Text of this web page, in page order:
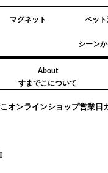
マグネット ペッ
シーン
About
すまでこについて
オンラインショップ営業日